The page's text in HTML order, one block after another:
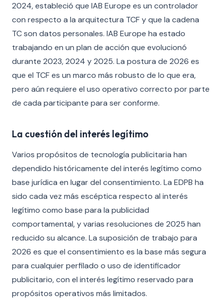
2024, estableció que IAB Europe es un controlador
con respecto a la arquitectura TCF y que la cadena
TC son datos personales. IAB Europe ha estado
trabajando en un plan de acción que evolucionó
durante 2023, 2024 y 2025. La postura de 2026 es
que el TCF es un marco más robusto de lo que era,
pero aún requiere el uso operativo correcto por parte
de cada participante para ser conforme.
La cuestión del interés legítimo
Varios propósitos de tecnología publicitaria han
dependido históricamente del interés legítimo como
base jurídica en lugar del consentimiento. La EDPB ha
sido cada vez más escéptica respecto al interés
legítimo como base para la publicidad
comportamental, y varias resoluciones de 2025 han
reducido su alcance. La suposición de trabajo para
2026 es que el consentimiento es la base más segura
para cualquier perfilado o uso de identificador
publicitario, con el interés legítimo reservado para
propósitos operativos más limitados.